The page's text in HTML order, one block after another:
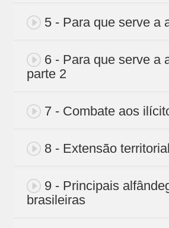
5 - Para que serve a
6 - Para que serve a
parte 2
7 - Combate aos
8 - Extensão
9 - Principais
brasileiras